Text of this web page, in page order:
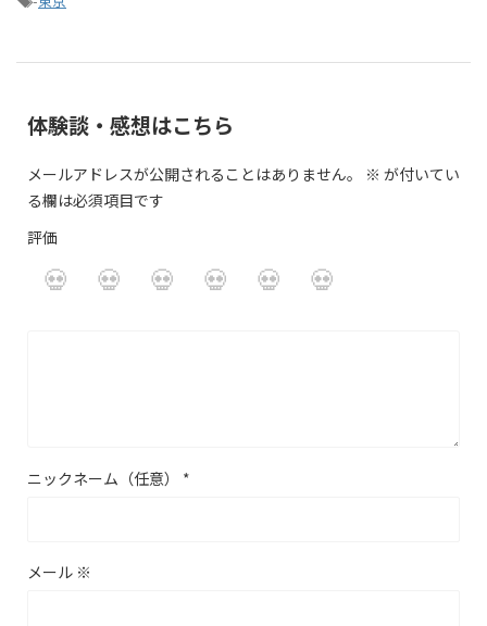
体験談・感想はこちら
メールアドレスが公開されることはありません。 ※ が付いてい
る欄は必須項目です
評価
ニックネーム（任意） *
メール ※